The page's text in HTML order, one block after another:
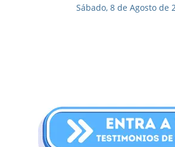
Sábado, 8 de Agosto de